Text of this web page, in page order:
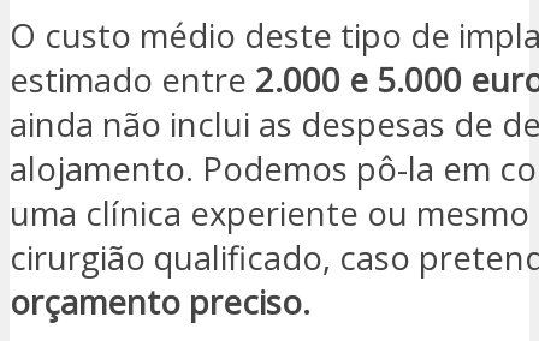
O custo médio deste tipo de
estimado entre 2.000 e 5.000
ainda não inclui as despesas de
alojamento. Podemos pô-la em
uma clínica experiente ou
cirurgião qualificado, caso
orçamento preciso.